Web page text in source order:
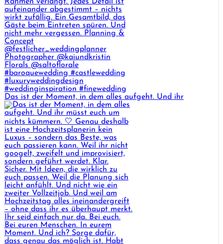
Das ist der Moment, in dem alles aufgeht. Und ihr